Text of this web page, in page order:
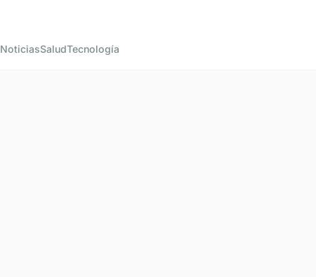
NoticiasSaludTecnología